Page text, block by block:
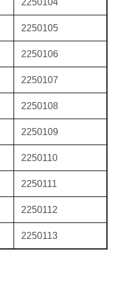
2250104
2250105
2250106
2250107
2250108
2250109
2250110
2250111
2250112
2250113